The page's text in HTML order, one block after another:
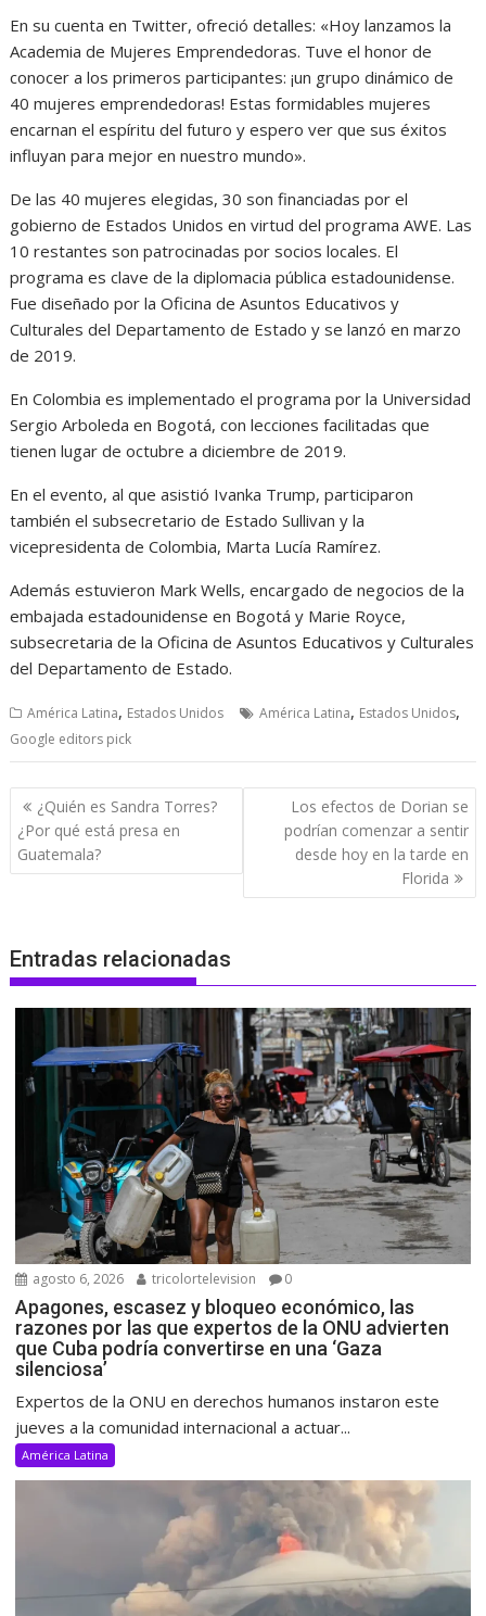
En su cuenta en Twitter, ofreció detalles: «Hoy lanzamos la
Academia de Mujeres Emprendedoras. Tuve el honor de
conocer a los primeros participantes: ¡un grupo dinámico de
40 mujeres emprendedoras! Estas formidables mujeres
encarnan el espíritu del futuro y espero ver que sus éxitos
influyan para mejor en nuestro mundo».
De las 40 mujeres elegidas, 30 son financiadas por el
gobierno de Estados Unidos en virtud del programa AWE. Las
10 restantes son patrocinadas por socios locales. El
programa es clave de la diplomacia pública estadounidense.
Fue diseñado por la Oficina de Asuntos Educativos y
Culturales del Departamento de Estado y se lanzó en marzo
de 2019.
En Colombia es implementado el programa por la Universidad
Sergio Arboleda en Bogotá, con lecciones facilitadas que
tienen lugar de octubre a diciembre de 2019.
En el evento, al que asistió Ivanka Trump, participaron
también el subsecretario de Estado Sullivan y la
vicepresidenta de Colombia, Marta Lucía Ramírez.
Además estuvieron Mark Wells, encargado de negocios de la
embajada estadounidense en Bogotá y Marie Royce,
subsecretaria de la Oficina de Asuntos Educativos y Culturales
del Departamento de Estado.
América Latina, Estados Unidos América Latina, Estados Unidos,
Google editors pick
Navegación
de
entradas
¿Quién es Sandra Torres?
¿Por qué está presa en
Guatemala?
Los efectos de Dorian se
podrían comenzar a sentir
desde hoy en la tarde en
Florida
Entradas relacionadas
agosto 6, 2026 tricolortelevision 0
Apagones, escasez y bloqueo económico, las
razones por las que expertos de la ONU advierten
que Cuba podría convertirse en una ‘Gaza
silenciosa’
Expertos de la ONU en derechos humanos instaron este
jueves a la comunidad internacional a actuar...
América Latina